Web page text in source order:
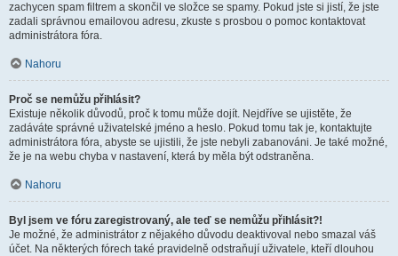
zachycen spam filtrem a skončil ve složce se spamy. Pokud jste si jistí, že jste
zadali správnou emailovou adresu, zkuste s prosbou o pomoc kontaktovat
administrátora fóra.
Nahoru
Proč se nemůžu přihlásit?
Existuje několik důvodů, proč k tomu může dojít. Nejdříve se ujistěte, že
zadáváte správné uživatelské jméno a heslo. Pokud tomu tak je, kontaktujte
administrátora fóra, abyste se ujistili, že jste nebyli zabanováni. Je také možné,
že je na webu chyba v nastavení, která by měla být odstraněna.
Nahoru
Byl jsem ve fóru zaregistrovaný, ale teď se nemůžu přihlásit?!
Je možné, že administrátor z nějakého důvodu deaktivoval nebo smazal váš
účet. Na některých fórech také pravidelně odstraňují uživatele, kteří dlouhou